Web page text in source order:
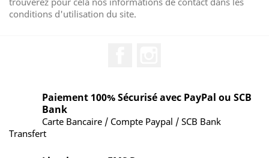
conditions d'utilisation du site.
Paiement 100% Sécurisé avec PayPal ou SCB
Bank
Carte Bancaire / Compte Paypal / SCB Bank
Transfert